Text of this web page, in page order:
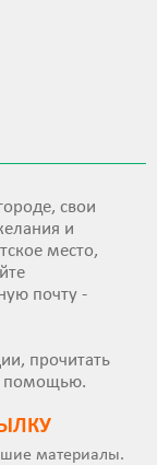
свои
и
место,
почту -
прочитать
помощью.
материалы.